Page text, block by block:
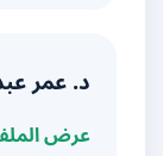
د. عمر
عرض الملف